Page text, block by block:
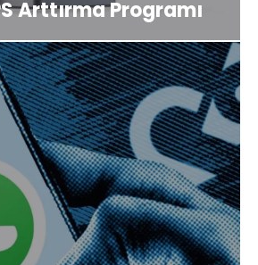
Arttırma Programı